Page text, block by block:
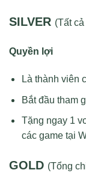
SILVER (Tất
Quyền lợi
Là thành viên
Bắt đầu tham
Tặng ngay 1
các game tại
GOLD (Tổng